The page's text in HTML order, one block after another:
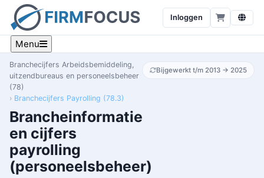
Inloggen
Menu
Branchecijfers Arbeidsbemiddeling,
uitzendbureaus en personeelsbeheer
(78)
Branchecijfers Payrolling (78.3)
Brancheinformatie
en cijfers
payrolling
(personeelsbeheer)
Bijgewerkt t/m 2013 → 2025